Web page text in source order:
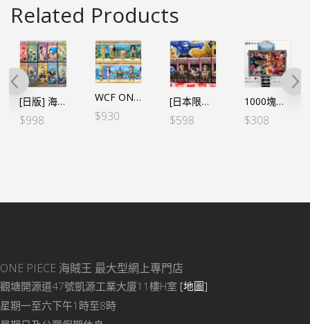
Related Products
[日版] 海賊王 WCF 和之國 STYLE – 草帽一夥9個SET(沒有牌) *忍者日版
$998
WCF ONE PIECE STAMPEDE Vol.1+2 (12個SET)
$930
[日本限定] 海賊王 WCF 寶藏 VOL.4 – 腕龍5號VER. (5個SET)
$598
1000塊砌圖 鬼ヶ島決戦!! 鬼島決戰 (日版)
$308
ONE PIECE 海賊王 最大型網上專門店
觀塘開源道47號凱源工業大廈11樓H室 [地圖]
星期一至六下午1時至8時